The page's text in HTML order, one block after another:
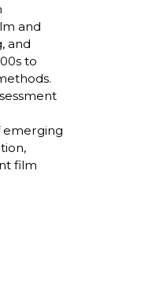
and
and
to
emerging
film